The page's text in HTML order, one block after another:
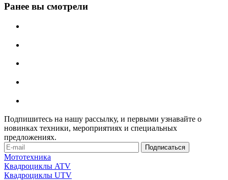
Ранее вы смотрели
Подпишитесь на нашу рассылку, и первыми узнавайте о
новинках техники, мероприятиях и специальных
предложениях.
Мототехника
Квадроциклы ATV
Квадроциклы UTV